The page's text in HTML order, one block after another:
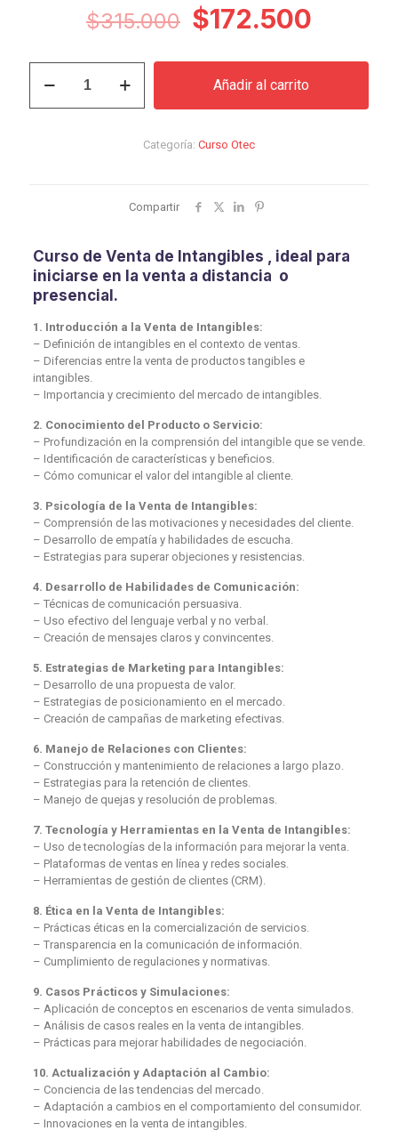
$315.000 El
original
era:
$172.500
actual
Añadir al carrito
Categoría: Curso Otec
Compartir
Curso de Venta de Intangibles , ideal para
iniciarse en la venta a distancia o
presencial.
1. Introducción a la Venta de Intangibles:
– Definición de intangibles en el contexto de ventas.
– Diferencias entre la venta de productos tangibles e
intangibles.
– Importancia y crecimiento del mercado de intangibles.
2. Conocimiento del Producto o Servicio:
– Profundización en la comprensión del intangible que se vende.
– Identificación de características y beneficios.
– Cómo comunicar el valor del intangible al cliente.
3. Psicología de la Venta de Intangibles:
– Comprensión de las motivaciones y necesidades del cliente.
– Desarrollo de empatía y habilidades de escucha.
– Estrategias para superar objeciones y resistencias.
4. Desarrollo de Habilidades de Comunicación:
– Técnicas de comunicación persuasiva.
– Uso efectivo del lenguaje verbal y no verbal.
– Creación de mensajes claros y convincentes.
5. Estrategias de Marketing para Intangibles:
– Desarrollo de una propuesta de valor.
– Estrategias de posicionamiento en el mercado.
– Creación de campañas de marketing efectivas.
6. Manejo de Relaciones con Clientes:
– Construcción y mantenimiento de relaciones a largo plazo.
– Estrategias para la retención de clientes.
– Manejo de quejas y resolución de problemas.
7. Tecnología y Herramientas en la Venta de Intangibles:
– Uso de tecnologías de la información para mejorar la venta.
– Plataformas de ventas en línea y redes sociales.
– Herramientas de gestión de clientes (CRM).
8. Ética en la Venta de Intangibles:
– Prácticas éticas en la comercialización de servicios.
– Transparencia en la comunicación de información.
– Cumplimiento de regulaciones y normativas.
9. Casos Prácticos y Simulaciones:
– Aplicación de conceptos en escenarios de venta simulados.
– Análisis de casos reales en la venta de intangibles.
– Prácticas para mejorar habilidades de negociación.
10. Actualización y Adaptación al Cambio:
– Conciencia de las tendencias del mercado.
– Adaptación a cambios en el comportamiento del consumidor.
– Innovaciones en la venta de intangibles.